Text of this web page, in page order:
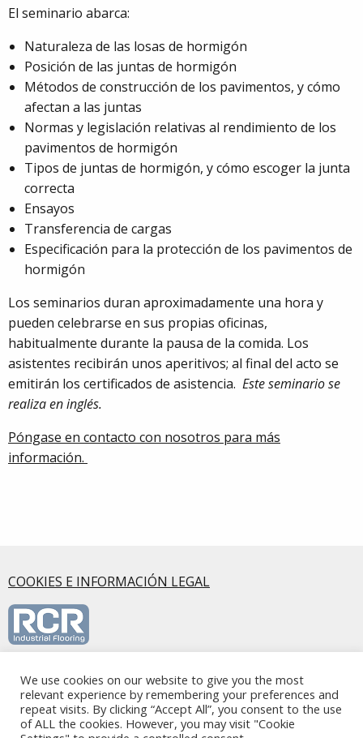
El seminario abarca:
Naturaleza de las losas de hormigón
Posición de las juntas de hormigón
Métodos de construcción de los pavimentos, y cómo
afectan a las juntas
Normas y legislación relativas al rendimiento de los
pavimentos de hormigón
Tipos de juntas de hormigón, y cómo escoger la junta
correcta
Ensayos
Transferencia de cargas
Especificación para la protección de los pavimentos de
hormigón
Los seminarios duran aproximadamente una hora y
pueden celebrarse en sus propias oficinas,
habitualmente durante la pausa de la comida. Los
asistentes recibirán unos aperitivos; al final del acto se
emitirán los certificados de asistencia. Este seminario se
realiza en inglés.
Póngase en contacto con nosotros para más
información.
COOKIES E INFORMACIÓN LEGAL
RCR Industrial Flooring S.L.U., Calle Mirasierra, 5 2ºA, 28220,
Majadahonda, Madrid - Spain
© Copyright RCR Industrial Flooring. Alle Rechte vorbehalten.
We use cookies on our website to give you the most
relevant experience by remembering your preferences and
repeat visits. By clicking “Accept All”, you consent to the use
of ALL the cookies. However, you may visit "Cookie